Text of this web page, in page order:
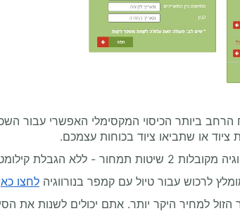
הרחב ביותר הכיסוי המקסימלי האפשרי עבור
או שתביאו ציוד בכוחות עצמכם.
קילומטרים קבועה מראש.
לרכוש עבור טיול עם קמפר בנורווגיה לחצו כא
למחיר היקר יותר. אתם יכולים לשנות את